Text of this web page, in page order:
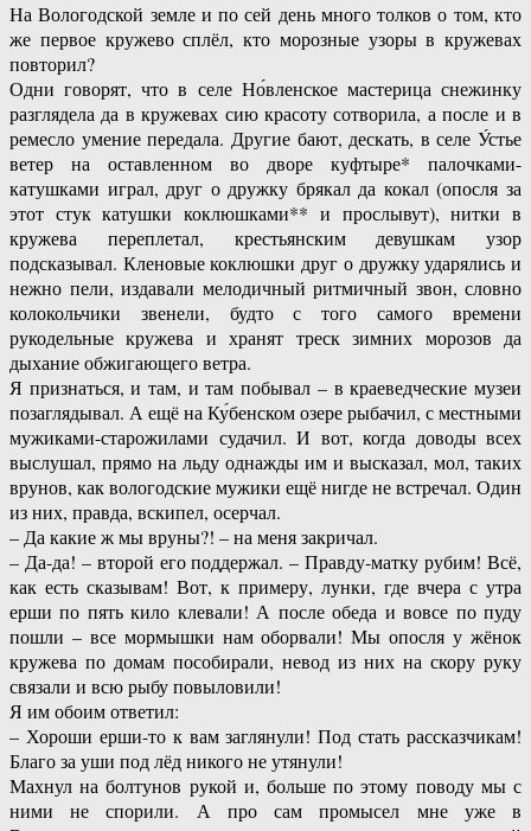
На Вологодской земле и по сей день много толков о том, кто
же первое кружево сплёл, кто морозные узоры в кружевах
повторил?
Одни говорят, что в селе Но́вленское мастерица снежинку
разглядела да в кружевах сию красоту сотворила, а после и в
ремесло умение передала. Другие бают, дескать, в селе У́стье
ветер на оставленном во дворе куфтыре* палочками-
катушками играл, друг о дружку брякал да кокал (опосля за
этот стук катушки коклюшками** и прослывут), нитки в
кружева переплетал, крестьянским девушкам узор
подсказывал. Кленовые коклюшки друг о дружку ударялись и
нежно пели, издавали мелодичный ритмичный звон, словно
колокольчики звенели, будто с того самого времени
рукодельные кружева и хранят треск зимних морозов да
дыхание обжигающего ветра.
Я признаться, и там, и там побывал – в краеведческие музеи
позаглядывал. А ещё на Ку́бенском озере рыбачил, с местными
мужиками-старожилами судачил. И вот, когда доводы всех
выслушал, прямо на льду однажды им и высказал, мол, таких
врунов, как вологодские мужики ещё нигде не встречал. Один
из них, правда, вскипел, осерчал.
– Да какие ж мы вруны?! – на меня закричал.
– Да-да! – второй его поддержал. – Правду-матку рубим! Всё,
как есть сказывам! Вот, к примеру, лунки, где вчера с утра
ерши по пять кило клевали! А после обеда и вовсе по пуду
пошли – все мормышки нам оборвали! Мы опосля у жёнок
кружева по домам пособирали, невод из них на скору руку
связали и всю рыбу повыловили!
Я им обоим ответил:
– Хороши ерши-то к вам заглянули! Под стать рассказчикам!
Благо за уши под лёд никого не утянули!
Махнул на болтунов рукой и, больше по этому поводу мы с
ними не спорили. А про сам промысел мне уже в